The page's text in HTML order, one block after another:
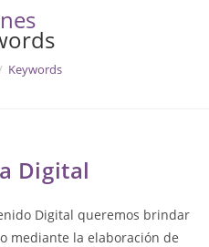
Keywords
Digital
Digital queremos brindar
mediante la elaboración de